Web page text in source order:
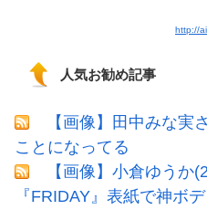
http://
人気お勧め記事
【画像】田中みな実
ことになってる
【画像】小倉ゆうか
『FRIDAY』表紙で神ボ